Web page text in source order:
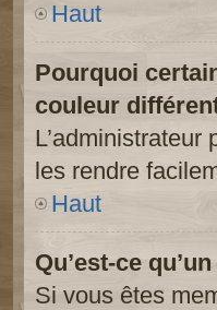
Haut
Pourquoi
couleur
L’administrateur
les rendre
Haut
Qu’est-ce
Si vous êtes